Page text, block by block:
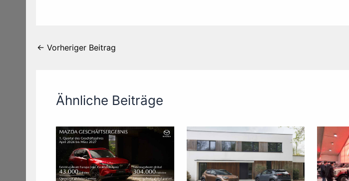
← Vorheriger Beitrag
Ähnliche Beiträge